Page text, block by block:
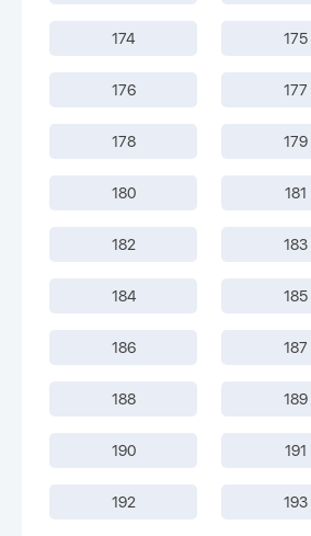
174 175
176 177
178 179
180 181
182 183
184 185
186 187
188 189
190 191
192 193